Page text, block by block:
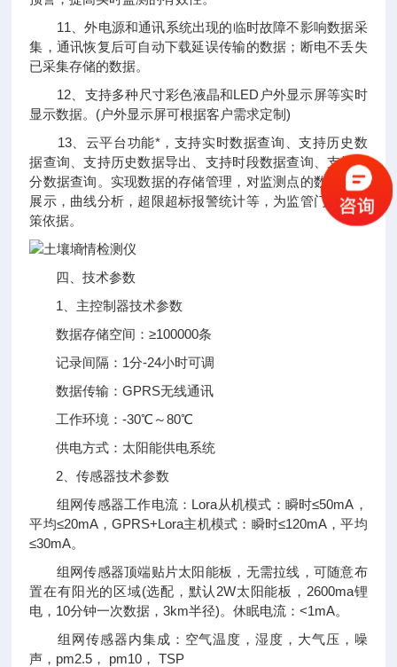
11、外电源和通讯系统出现的临时故障不影响数据采
集，通讯恢复后可自动下载延误传输的数据；断电不丢失
已采集存储的数据。
12、支持多种尺寸彩色液晶和LED户外显示屏等实时
显示数据。(户外显示屏可根据客户需求定制)
13、云平台功能*，支持实时数据查询、支持历史数
据查询、支持历史数据导出、支持时段数据查询、支持积
分数据查询。实现数据的存储管理，对监测点的数据图形
展示，曲线分析，超限超标报警统计等，为监管门提供决
策依据。
四、技术参数
1、主控制器技术参数
数据存储空间：≥100000条
记录间隔：1分-24小时可调
数据传输：GPRS无线通讯
工作环境：-30℃～80℃
供电方式：太阳能供电系统
2、传感器技术参数
组网传感器工作电流：Lora从机模式：瞬时≤50mA，
平均≤20mA，GPRS+Lora主机模式：瞬时≤120mA，平均
≤30mA。
组网传感器顶端贴片太阳能板，无需拉线，可随意布
置在有阳光的区域(选配，默认2W太阳能板，2600ma锂
电，10分钟一次数据，3km半径)。休眠电流：<1mA。
组网传感器内集成：空气温度，湿度，大气压，噪
声，pm2.5， pm10， TSP